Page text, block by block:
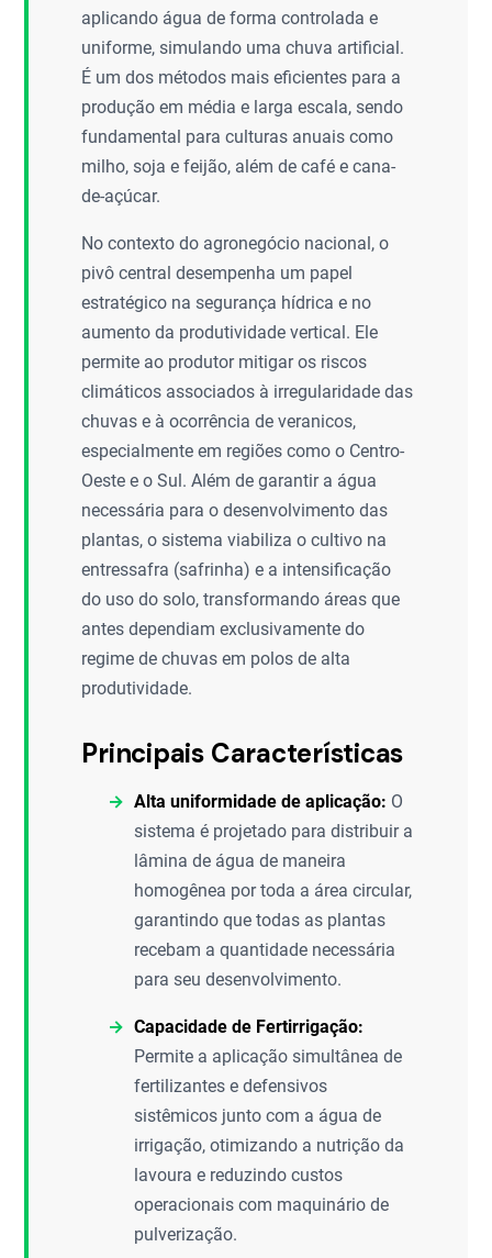
aplicando água de forma controlada e
uniforme, simulando uma chuva artificial.
É um dos métodos mais eficientes para a
produção em média e larga escala, sendo
fundamental para culturas anuais como
milho, soja e feijão, além de café e cana-
de-açúcar.
No contexto do agronegócio nacional, o
pivô central desempenha um papel
estratégico na segurança hídrica e no
aumento da produtividade vertical. Ele
permite ao produtor mitigar os riscos
climáticos associados à irregularidade das
chuvas e à ocorrência de veranicos,
especialmente em regiões como o Centro-
Oeste e o Sul. Além de garantir a água
necessária para o desenvolvimento das
plantas, o sistema viabiliza o cultivo na
entressafra (safrinha) e a intensificação
do uso do solo, transformando áreas que
antes dependiam exclusivamente do
regime de chuvas em polos de alta
produtividade.
Principais Características
Alta uniformidade de aplicação: O
sistema é projetado para distribuir a
lâmina de água de maneira
homogênea por toda a área circular,
garantindo que todas as plantas
recebam a quantidade necessária
para seu desenvolvimento.
Capacidade de Fertirrigação:
Permite a aplicação simultânea de
fertilizantes e defensivos
sistêmicos junto com a água de
irrigação, otimizando a nutrição da
lavoura e reduzindo custos
operacionais com maquinário de
pulverização.